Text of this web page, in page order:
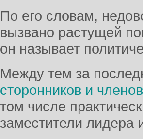
По его словам,
вызвано растущей
он называет
Между тем за
сторонников и
том числе
заместители лидера